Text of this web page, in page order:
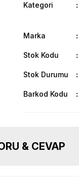
Kategori
Marka
Stok Kodu
Stok Durumu
Barkod Kodu
& CEVAP